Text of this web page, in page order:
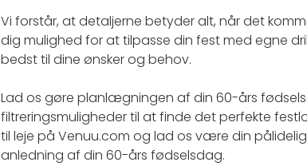
Vi forstår, at detaljerne betyder alt, når det
dig mulighed for at tilpasse din fest med egne
bedst til dine ønsker og behov.
Lad os gøre planlægningen af din 60-års
filtreringsmuligheder til at finde det perfekte
til leje på Venuu.com og lad os være din
anledning af din 60-års fødselsdag.